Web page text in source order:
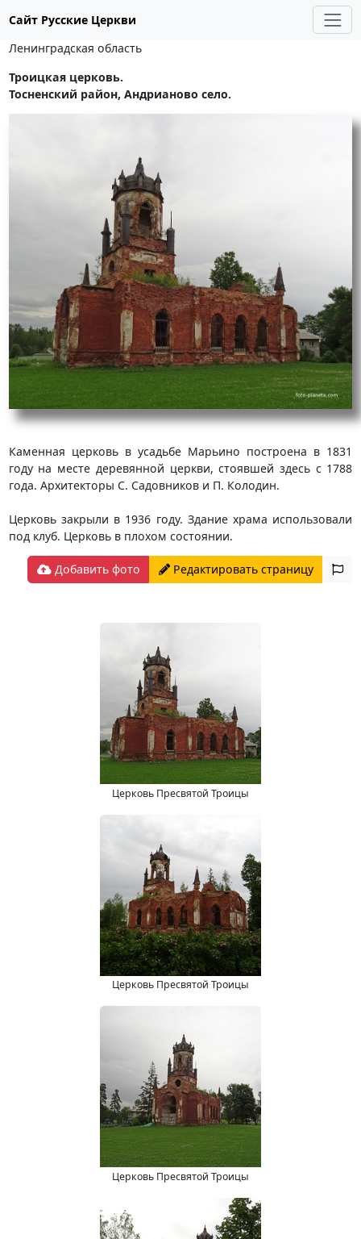
Сайт Русские Церкви
Ленинградская область
Троицкая церковь.
Тосненский район, Андрианово село.
Каменная церковь в усадьбе Марьино построена в 1831
году на месте деревянной церкви, стоявшей здесь с 1788
года. Архитекторы С. Садовников и П. Колодин.
Церковь закрыли в 1936 году. Здание храма использовали
под клуб. Церковь в плохом состоянии.
Добавить фото Редактировать страницу
Церковь Пресвятой Троицы
Церковь Пресвятой Троицы
Церковь Пресвятой Троицы